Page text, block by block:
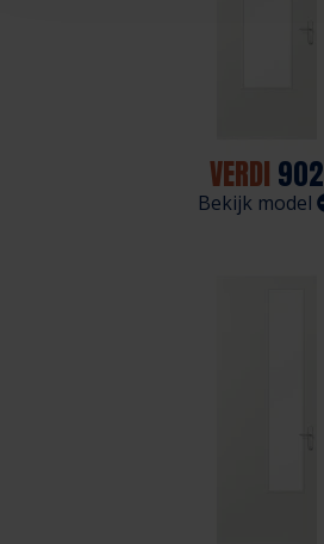
VERDI 902
Bekijk model